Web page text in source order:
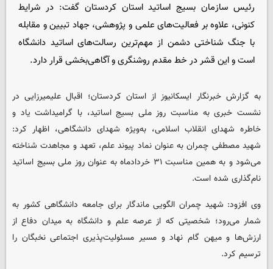
رئیس سازمان بسیج اساتید استان کردستان گفت: در شرایط
کنونی، علاوه بر فعالیت‌های علمی و پژوهشی، جهاد تبیین و مقابله
با جنگ شناختی دشمن از مهم‌ترین رسالت‌های اساتید دانشگاه
است و این قشر در خط مقدم روشنگری و آگاهی‌بخشی قرار دارد.
به گزارش خبرنگار ایسکانیوز از استان کردستان؛ اقبال علیمیرزایی در
نشست خبری به مناسبت روز ملی بسیج اساتید، با گرامیداشت یاد و
خاطره شهدای انقلاب اسلامی، به‌ویژه شهدای دانشگاهی، اظهار کرد:
شهید مصطفی چمران به عنوان نماد پیوند علم، تعهد و مجاهدت شناخته
می‌شود و به همین مناسبت ۳۱ خردادماه به عنوان روز ملی بسیج اساتید
نام‌گذاری شده است.
وی افزود: شهید چمران الگویی ماندگار برای جامعه دانشگاهی کشور به
شمار می‌رود؛ شخصیتی که از عرصه علم و دانشگاه به میدان دفاع از
ارزش‌ها و میهن گام نهاد و مسیر مسئولیت‌پذیری اجتماعی نخبگان را
ترسیم کرد.